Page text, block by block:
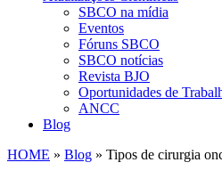
SBCO na mídia
Eventos
Fóruns SBCO
SBCO notícias
Revista BJO
Oportunidades de
ANCC
Blog
HOME » Blog » Tipos de cirurgia